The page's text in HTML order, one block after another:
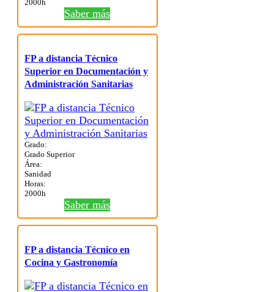
2000h
Saber más
FP a distancia Técnico
Superior en Documentación y
Administración Sanitarias
Grado:
Grado Superior
Área:
Sanidad
Horas:
2000h
Saber más
FP a distancia Técnico en
Cocina y Gastronomía